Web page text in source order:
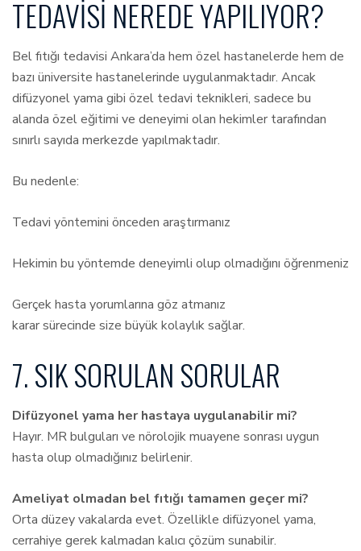
TEDAVISI NEREDE YAPILIYOR?
Bel fıtığı tedavisi Ankara’da hem özel hastanelerde hem de
bazı üniversite hastanelerinde uygulanmaktadır. Ancak
difüzyonel yama gibi özel tedavi teknikleri, sadece bu
alanda özel eğitimi ve deneyimi olan hekimler tarafından
sınırlı sayıda merkezde yapılmaktadır.
Bu nedenle:
Tedavi yöntemini önceden araştırmanız
Hekimin bu yöntemde deneyimli olup olmadığını öğrenmeniz
Gerçek hasta yorumlarına göz atmanız
karar sürecinde size büyük kolaylık sağlar.
7. SIK SORULAN SORULAR
Difüzyonel yama her hastaya uygulanabilir mi?
Hayır. MR bulguları ve nörolojik muayene sonrası uygun
hasta olup olmadığınız belirlenir.
Ameliyat olmadan bel fıtığı tamamen geçer mi?
Orta düzey vakalarda evet. Özellikle difüzyonel yama,
cerrahiye gerek kalmadan kalıcı çözüm sunabilir.